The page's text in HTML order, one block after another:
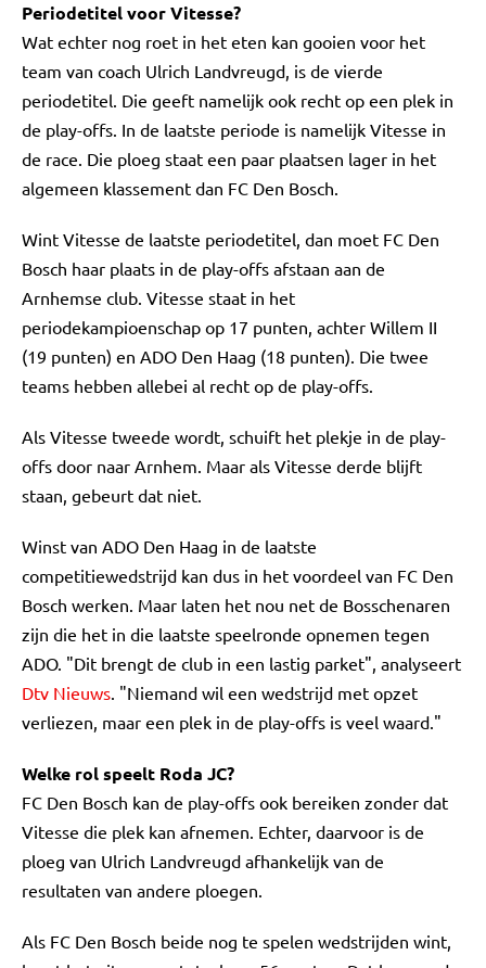
Periodetitel voor Vitesse?
Wat echter nog roet in het eten kan gooien voor het
team van coach Ulrich Landvreugd, is de vierde
periodetitel. Die geeft namelijk ook recht op een plek in
de play-offs. In de laatste periode is namelijk Vitesse in
de race. Die ploeg staat een paar plaatsen lager in het
algemeen klassement dan FC Den Bosch.
Wint Vitesse de laatste periodetitel, dan moet FC Den
Bosch haar plaats in de play-offs afstaan aan de
Arnhemse club. Vitesse staat in het
periodekampioenschap op 17 punten, achter Willem II
(19 punten) en ADO Den Haag (18 punten). Die twee
teams hebben allebei al recht op de play-offs.
Als Vitesse tweede wordt, schuift het plekje in de play-
offs door naar Arnhem. Maar als Vitesse derde blijft
staan, gebeurt dat niet.
Winst van ADO Den Haag in de laatste
competitiewedstrijd kan dus in het voordeel van FC Den
Bosch werken. Maar laten het nou net de Bosschenaren
zijn die het in die laatste speelronde opnemen tegen
ADO. "Dit brengt de club in een lastig parket", analyseert
Dtv Nieuws. "Niemand wil een wedstrijd met opzet
verliezen, maar een plek in de play-offs is veel waard."
Welke rol speelt Roda JC?
FC Den Bosch kan de play-offs ook bereiken zonder dat
Vitesse die plek kan afnemen. Echter, daarvoor is de
ploeg van Ulrich Landvreugd afhankelijk van de
resultaten van andere ploegen.
Als FC Den Bosch beide nog te spelen wedstrijden wint,